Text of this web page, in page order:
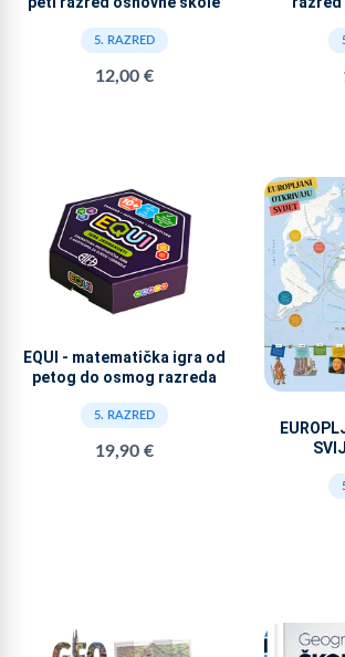
5. RAZRED
12,00 €
EQUI - matematička igra od
petog do osmog razreda
5. RAZRED
19,90 €